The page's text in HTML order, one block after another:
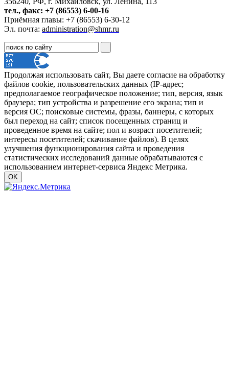
тел., факс: +7 (86553) 6-00-16
Приёмная главы: +7 (86553) 6-30-12
Эл. почта: administration@shmr.ru
Продолжая использовать сайт, Вы даете согласие на обработку
файлов cookie, пользовательских данных (IP-адрес;
предполагаемое географическое положение; тип, версия, язык
браузера; тип устройства и разрешение его экрана; тип и
версия ОС; поисковые системы, фразы, баннеры, с которых
был переход на сайт; список посещенных страниц и
проведенное время на сайте; пол и возраст посетителей;
интересы посетителей; скачивание файлов). В целях
улучшения функционирования сайта и проведения
статистических исследований данные обрабатываются с
использованием интернет-сервиса Яндекс Метрика.
OK